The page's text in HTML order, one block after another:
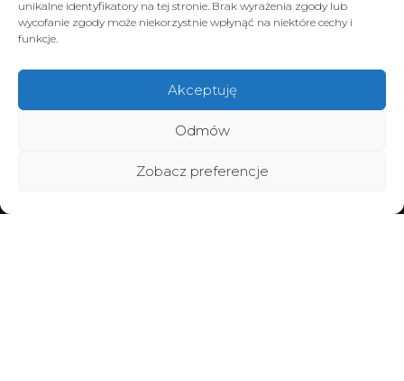
unikalne identyfikatory na tej stronie. Brak wyrażenia zgody lub
wycofanie zgody może niekorzystnie wpłynąć na niektóre cechy i
funkcje.
Akceptuję
Odmów
Zobacz preferencje